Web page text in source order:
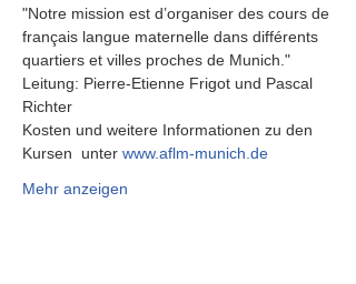
"Notre mission est d’organiser des cours de
français langue maternelle dans différents
quartiers et villes proches de Munich."
Leitung: Pierre-Etienne Frigot und Pascal
Richter
Kosten und weitere Informationen zu den
Kursen  unter www.aflm-munich.de
Mehr anzeigen